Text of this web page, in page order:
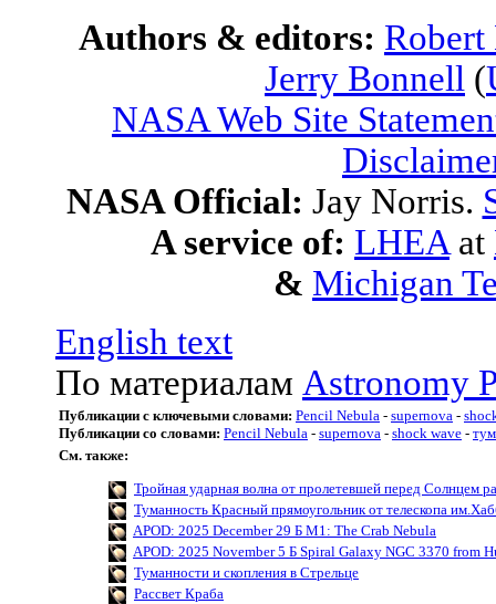
Authors & editors:
Jerry Bonnell (
NASA Web Site
NASA Official: Jay Norris.
A service of: LHEA at
& Michigan
English text
По материалам Astronomy
Публикации с ключевыми словами: Pencil Nebula - supernova -
Публикации со словами: Pencil Nebula - supernova - shock wave -
См. также:
Тройная ударная волна от пролетевшей перед Солнцем
Туманность Красный прямоугольник от телескопа
APOD: 2025 December 29 Б M1: The Crab Nebula
APOD: 2025 November 5 Б Spiral Galaxy NGC 3370 from
Туманности и скопления в Стрельце
Рассвет Краба